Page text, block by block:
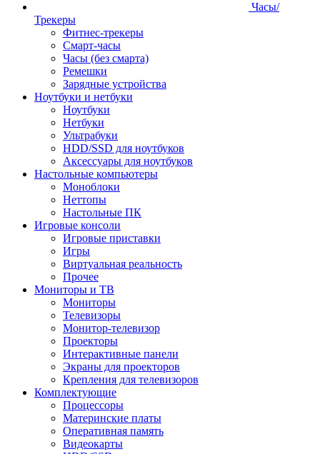
Часы/
Трекеры
Фитнес-трекеры
Смарт-часы
Часы (без смарта)
Ремешки
Зарядные устройства
Ноутбуки и нетбуки
Ноутбуки
Нетбуки
Ультрабуки
HDD/SSD для ноутбуков
Аксессуары для ноутбуков
Настольные компьютеры
Моноблоки
Неттопы
Настольные ПК
Игровые консоли
Игровые приставки
Игры
Виртуальная реальность
Прочее
Мониторы и ТВ
Мониторы
Телевизоры
Монитор-телевизор
Проекторы
Интерактивные панели
Экраны для проекторов
Крепления для телевизоров
Комплектующие
Процессоры
Материнские платы
Оперативная память
Видеокарты